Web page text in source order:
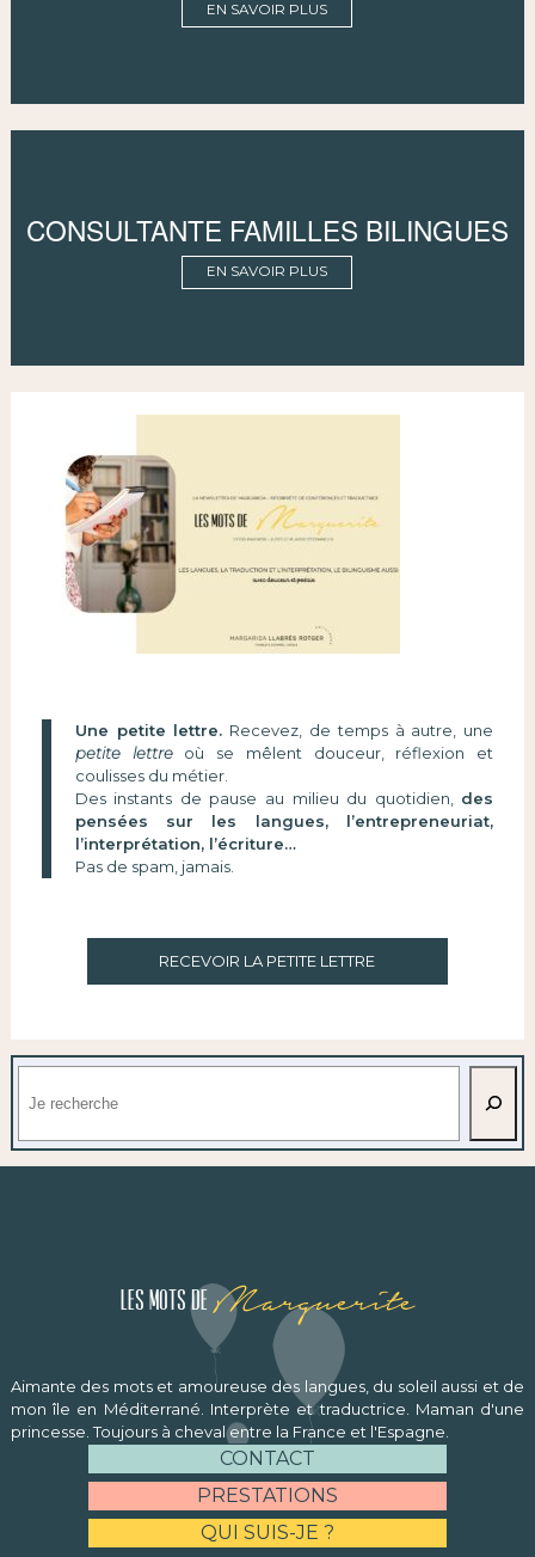
EN SAVOIR PLUS
CONSULTANTE FAMILLES BILINGUES
EN SAVOIR PLUS
Une petite lettre. Recevez, de temps à autre, une
petite lettreoù se mêlent douceur, réflexion et
coulisses du métier.
Des instants de pause au milieu du quotidien, des
pensées sur les langues, l’entrepreneuriat,
l’interprétation, l’écriture…
Pas de spam, jamais.
RECEVOIR LA PETITE LETTRE
Les mots de Marguerite
Aimante des mots et amoureuse des langues, du soleil aussi et de
mon île en Méditerrané. Interprète et traductrice. Maman d'une
princesse. Toujours à cheval entre la France et l'Espagne.
CONTACT
PRESTATIONS
QUI SUIS-JE ?